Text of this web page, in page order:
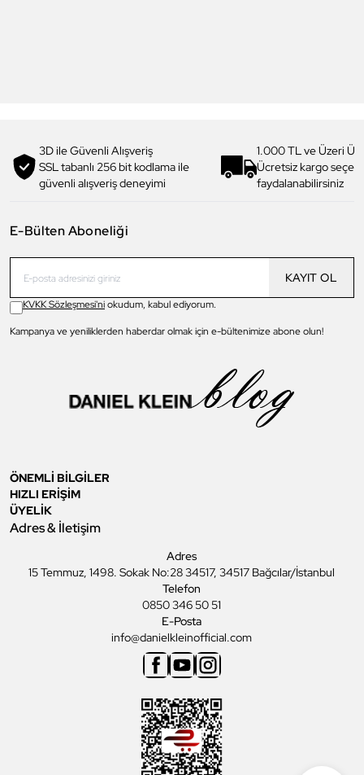
3D ile Güvenli Alışveriş
SSL tabanlı 256 bit kodlama ile
güvenli alışveriş deneyimi
1.000 TL ve Üzeri
Ücretsiz kargo
faydalanabilirsiniz
E-Bülten Aboneliği
KAYIT OL
KVKK Sözleşmesi'niokudum, kabul ediyorum.
Kampanya ve yeniliklerden haberdar olmak için e-bültenimize abone olun!
ÖNEMLİ BİLGİLER
HIZLI ERİŞİM
ÜYELİK
Adres & İletişim
Adres
15 Temmuz, 1498. Sokak No:28 34517, 34517 Bağcılar/İstanbul
Telefon
0850 346 50 51
E-Posta
info@danielkleinofficial.com
Facebook
YoutubeInstagram